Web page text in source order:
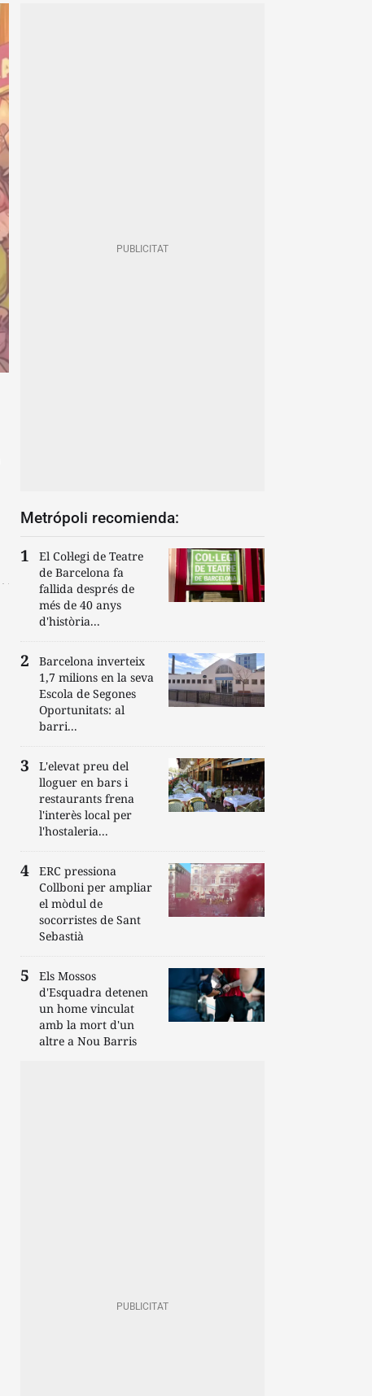
Metrópoli recomienda:
El Col·legi de Teatre
de Barcelona fa
fallida després de
més de 40 anys
d'història...
Barcelona inverteix
1,7 milions en la seva
Escola de Segones
Oportunitats: al
barri...
L'elevat preu del
lloguer en bars i
restaurants frena
l'interès local per
l'hostaleria...
ERC pressiona
Collboni per ampliar
el mòdul de
socorristes de Sant
Sebastià
Els Mossos
d'Esquadra detenen
un home vinculat
amb la mort d'un
altre a Nou Barris